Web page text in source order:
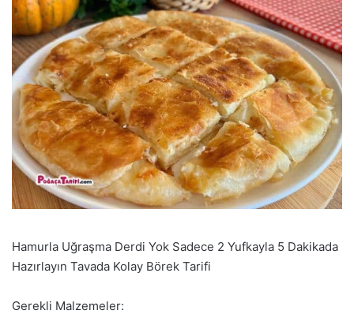
Hamurla Uğraşma Derdi Yok Sadece 2 Yufkayla 5 Dakikada
Hazırlayın Tavada Kolay Börek Tarifi
Gerekli Malzemeler: